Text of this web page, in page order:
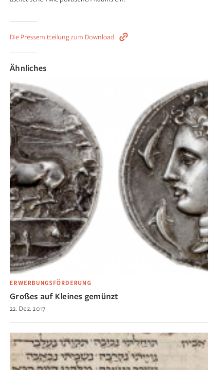
Die Pressemitteilung zum Download
Ähnliches
ERWERBUNGSFÖRDERUNG
Großes auf Kleines gemünzt
22. Dez. 2017